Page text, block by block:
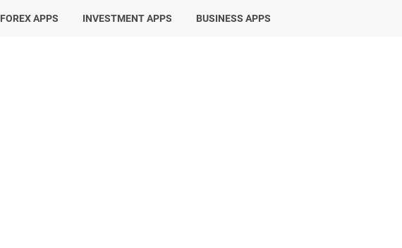
FOREX APPS INVESTMENT APPS BUSINESS APPS